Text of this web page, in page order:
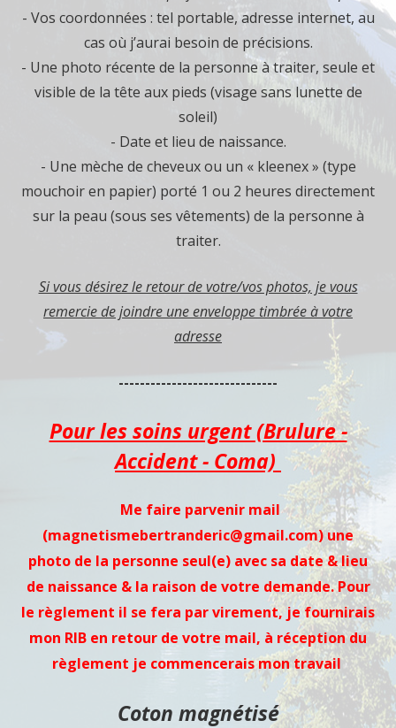
- Vos coordonnées : tel portable, adresse internet, au
cas où j’aurai besoin de précisions.
- Une photo récente de la personne à traiter, seule et
visible de la tête aux pieds (visage sans lunette de
soleil)
- Date et lieu de naissance.
- Une mèche de cheveux ou un « kleenex » (type
mouchoir en papier) porté 1 ou 2 heures directement
sur la peau (sous ses vêtements) de la personne à
traiter.
Si vous désirez le retour de votre/vos photos, je vous
remercie de joindre une enveloppe timbrée à votre
adresse
------------------------------
Pour les soins urgent (Brulure -
Accident - Coma)
Me faire parvenir mail
(magnetismebertranderic@gmail.com) une
photo de la personne seul(e) avec sa date & lieu
de naissance & la raison de votre demande. Pour
le règlement il se fera par virement, je fournirais
mon RIB en retour de votre mail, à réception du
règlement je commencerais mon travail
Coton magnétisé